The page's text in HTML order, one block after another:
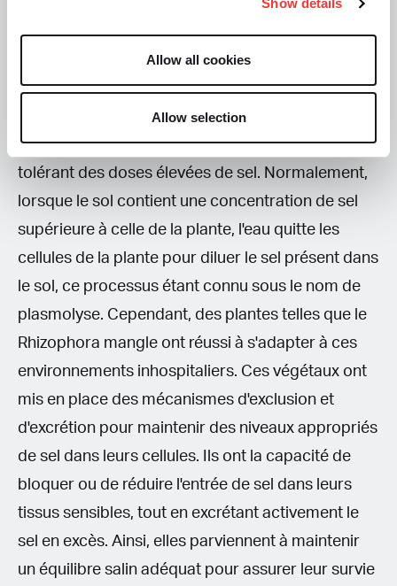
Show details
Allow all cookies
Allow selection
Cette adaptabilité est essentielle pour évoluer
dans des milieux extrêmes : Les plantes des
mangroves, par exemple, ont développé des
mécanismes uniques qui leur permettent
d'absorber les minéraux nécessaires tout en
tolérant des doses élevées de sel. Normalement,
lorsque le sol contient une concentration de sel
supérieure à celle de la plante, l'eau quitte les
cellules de la plante pour diluer le sel présent dans
le sol, ce processus étant connu sous le nom de
plasmolyse. Cependant, des plantes telles que le
Rhizophora mangle ont réussi à s'adapter à ces
environnements inhospitaliers. Ces végétaux ont
mis en place des mécanismes d'exclusion et
d'excrétion pour maintenir des niveaux appropriés
de sel dans leurs cellules. Ils ont la capacité de
bloquer ou de réduire l'entrée de sel dans leurs
tissus sensibles, tout en excrétant activement le
sel en excès. Ainsi, elles parviennent à maintenir
un équilibre salin adéquat pour assurer leur survie